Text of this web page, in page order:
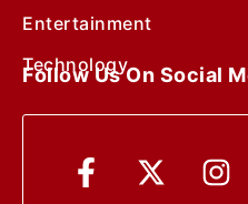
Entertainment
Technology
Follow Us On Social